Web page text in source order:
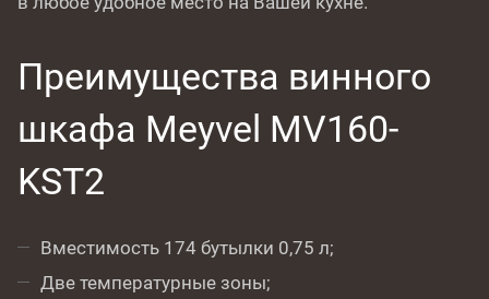
Преимущества винного
шкафа Meyvel MV160-
KST2
Вместимость 174 бутылки 0,75 л;
Две температурные зоны;